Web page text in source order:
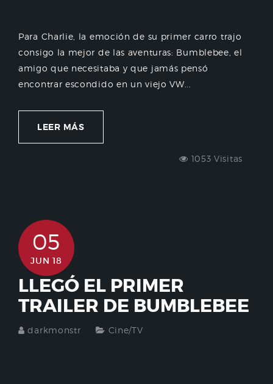
Para Charlie, la emoción de su primer carro trajo
consigo la mejor de las aventuras: Bumblebee, el
amigo que necesitaba y que jamás pensó
encontrar escondido en un viejo VW...
LEER MÁS
1053 Visitas
05
JUN 18
LLEGÓ EL PRIMER
TRAILER DE BUMBLEBEE
darkmonstr Cine/TV